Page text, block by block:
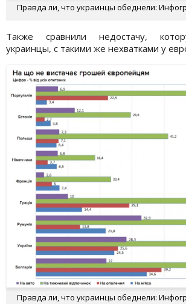
Правда ли, что украинцы обеднели:
Также сравнили недостачу,
украинцы, с такими же нехватками у
Правда ли, что украинцы обеднели: